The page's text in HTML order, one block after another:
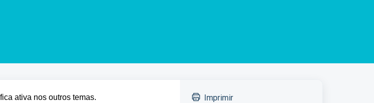
ativa nos outros temas. Imprimir